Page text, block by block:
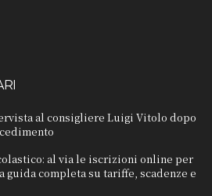
al consigliere Luigi Vitolo dopo
al via le iscrizioni online per
guida completa su tariffe, scadenze e